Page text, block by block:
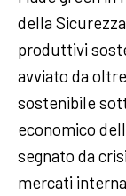
della
produttivi
avviato da
sostenibile
economico
segnato da
mercati